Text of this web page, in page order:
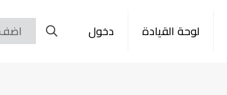
لوحة القيادة دخول